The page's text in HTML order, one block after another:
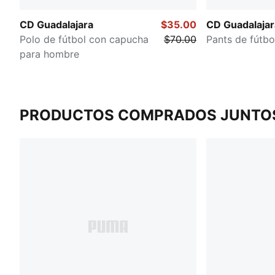
CD Guadalajara
Polo de fútbol con capucha
para hombre
$35.00
$70.00
CD
Pants de
PRODUCTOS COMPRADOS